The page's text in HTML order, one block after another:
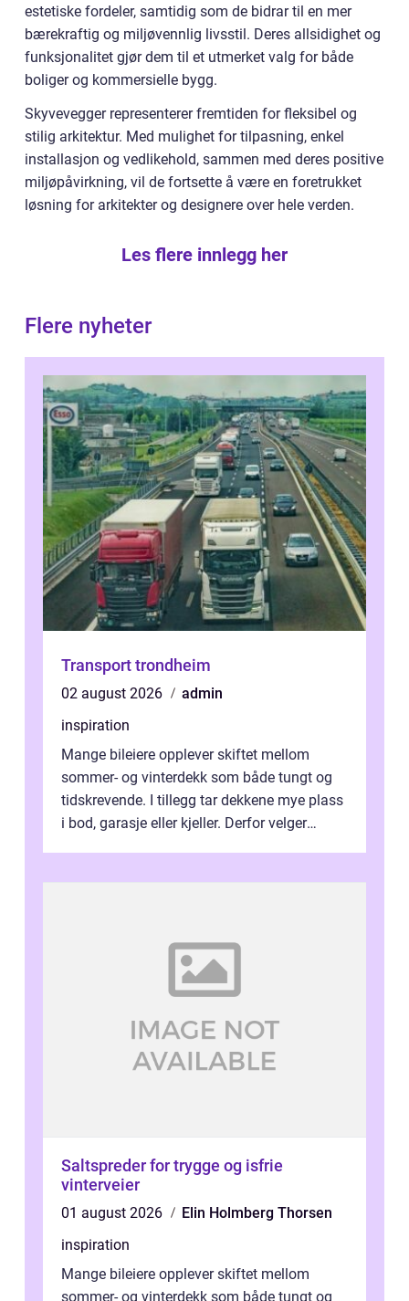
estetiske fordeler, samtidig som de bidrar til en mer
bærekraftig og miljøvennlig livsstil. Deres allsidighet og
funksjonalitet gjør dem til et utmerket valg for både
boliger og kommersielle bygg.
Skyvevegger representerer fremtiden for fleksibel og
stilig arkitektur. Med mulighet for tilpasning, enkel
installasjon og vedlikehold, sammen med deres positive
miljøpåvirkning, vil de fortsette å være en foretrukket
løsning for arkitekter og designere over hele verden.
Les flere innlegg her
Flere nyheter
Transport trondheim
02 august 2026
admin
inspiration
Mange bileiere opplever skiftet mellom
sommer- og vinterdekk som både tungt og
tidskrevende. I tillegg tar dekkene mye plass
i bod, garasje eller kjeller. Derfor velger
Saltspreder for trygge og isfrie
vinterveier
01 august 2026
Elin Holmberg Thorsen
inspiration
Mange bileiere opplever skiftet mellom
sommer- og vinterdekk som både tungt og